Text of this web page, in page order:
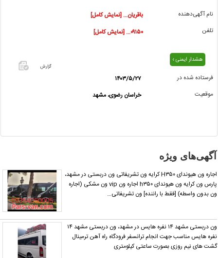
نام آگهی‌دهنده
باقریان... [نمایش کامل]
تلفن
۰۹۱۵۰... [نمایش کامل]
هشدار ایمنی ›
گزارش
گزارش
دهید.
فرستاده شده در
۱۴۰۳/۵/۲۷
موقعیت
خراسان رضوی، مشهد
آگهی‌های ویژه
اجاره ون هیوندای H۳۵۰ کرایه ون تشریفاتی ون دربستی در مشهد،
پارس ون کرایه ون هیوندای h۳۵۰ اجاره ون vip ون مشکی (اجاره
ون بدون واسطه) [فقط با راننده] ون تشریفاتی…
ون دربستی مشهد ۱۴ نفره هایس در مشهد، ون دربستی مشهد ۱۴
نفره هایس مناسب جهت انجام ترانسفر فرودگاه راه آهن ترمینال
گشت های نیم روزی بصورت ساعتی کیلومتری